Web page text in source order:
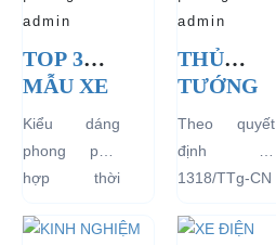
admin
TOP 3
MẪU XE
Ô TÔ
ĐIỆN
THỊNH
HÀNH
VÀ BÁN
Kiểu dáng
phong phú,
hợp thời
dàng sử dụng
admin
THỦ
TƯỚNG
CHÍNH
PHỦ
ĐỒNG Ý
ĐIỂM XE
Theo quyết
định số
1318/TTg-CN
27/09/2018,